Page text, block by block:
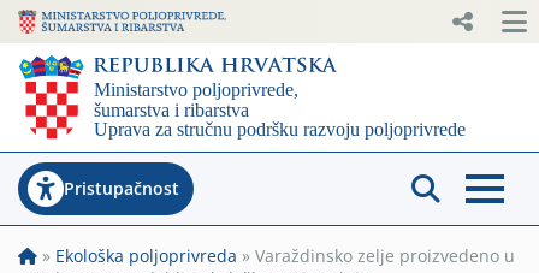
Pristupačnost
» Ekološka poljoprivreda » Varaždinsko zelje proizvedeno u